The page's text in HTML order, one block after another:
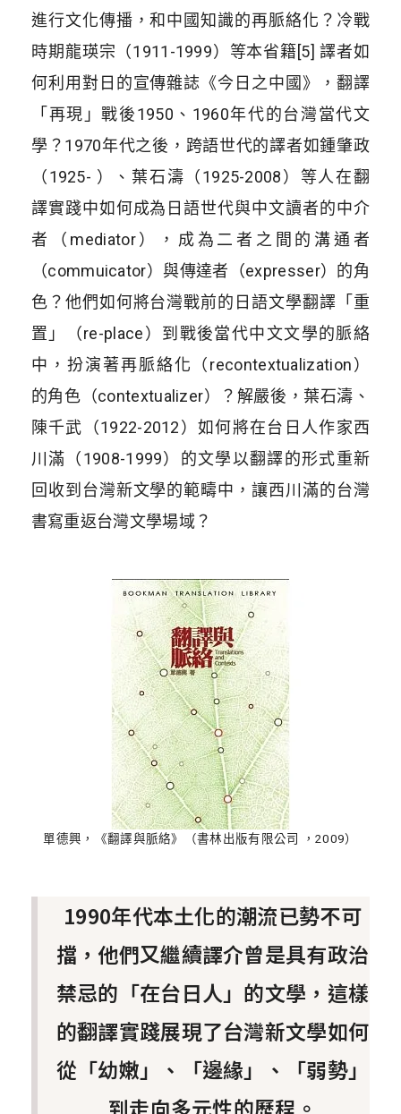
進行文化傳播，和中國知識的再脈絡化？冷戰
時期龍瑛宗（1911-1999）等本省籍[5] 譯者如
何利用對日的宣傳雜誌《今日之中國》，翻譯
「再現」戰後1950、1960年代的台灣當代文
學？1970年代之後，跨語世代的譯者如鍾肇政
（1925- ）、葉石濤（1925-2008）等人在翻
譯實踐中如何成為日語世代與中文讀者的中介
者（mediator），成為二者之間的溝通者
（commuicator）與傳達者（expresser）的角
色？他們如何將台灣戰前的日語文學翻譯「重
置」（re-place）到戰後當代中文文學的脈絡
中，扮演著再脈絡化（recontextualization）
的角色（contextualizer）？解嚴後，葉石濤、
陳千武（1922-2012）如何將在台日人作家西
川滿（1908-1999）的文學以翻譯的形式重新
回收到台灣新文學的範疇中，讓西川滿的台灣
書寫重返台灣文學場域？
單德興，《翻譯與脈絡》（書林出版有限公司 ，2009）
1990年代本土化的潮流已勢不可
擋，他們又繼續譯介曾是具有政治
禁忌的「在台日人」的文學，這樣
的翻譯實踐展現了台灣新文學如何
從「幼嫩」、「邊緣」、「弱勢」
到走向多元性的歷程。